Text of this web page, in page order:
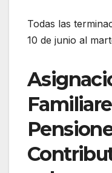
Todas las
10 de junio al